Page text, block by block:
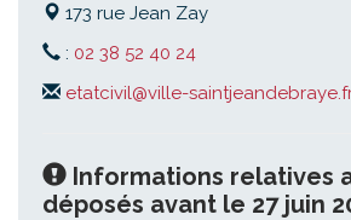
173 rue Jean Zay
: 02 38 52 40 24
etatcivil@ville-
Informations relatives
déposés avant le 27 juin